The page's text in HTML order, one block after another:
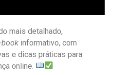
mais detalhado,
book informativo, com
e dicas práticas para
online.